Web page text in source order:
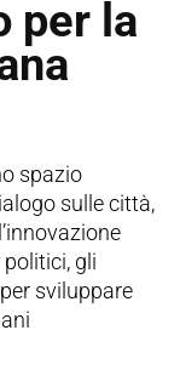
per la
spazio
sulle città,
gli
sviluppare